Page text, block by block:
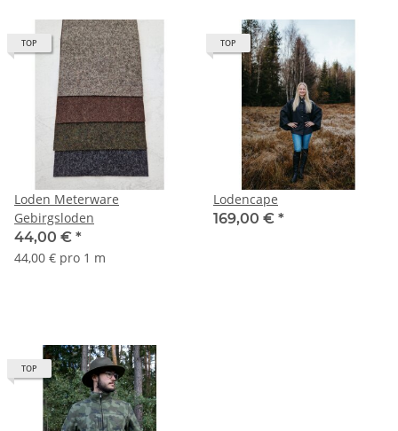
TOP
Loden Meterware
Gebirgsloden
44,00 € *
44,00 € pro 1 m
TOP
Lodencape
169,00 € *
TOP